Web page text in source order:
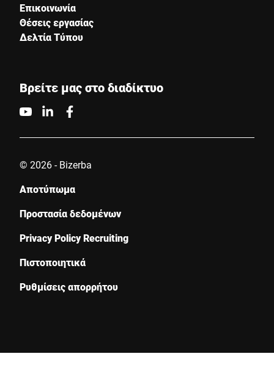
Επικοινωνία
Θέσεις εργασίας
Δελτία Τύπου
Βρείτε μας στο διαδίκτυο
© 2026 - Bizerba
Αποτύπωμα
Προστασία δεδομένων
Privacy Policy Recruiting
Πιστοποιητικά
Ρυθμίσεις απορρήτου